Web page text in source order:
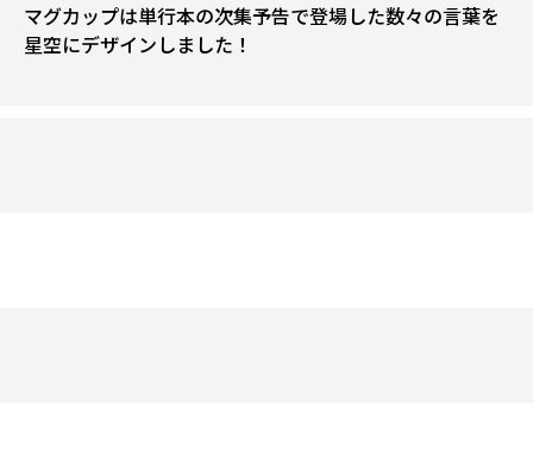
マグカップは単行本の次集予告で登場した数々の言葉を
星空にデザインしました！